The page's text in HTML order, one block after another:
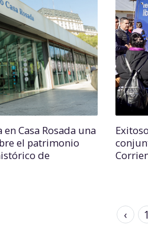
Casa Rosada una
el patrimonio
de
‹ 1